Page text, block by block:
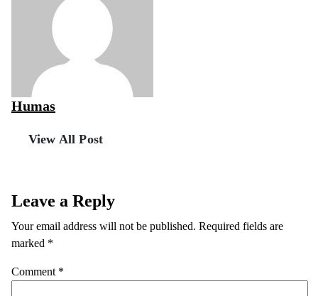
Humas
View All Post
Leave a Reply
Your email address will not be published. Required fields are
marked *
Comment *